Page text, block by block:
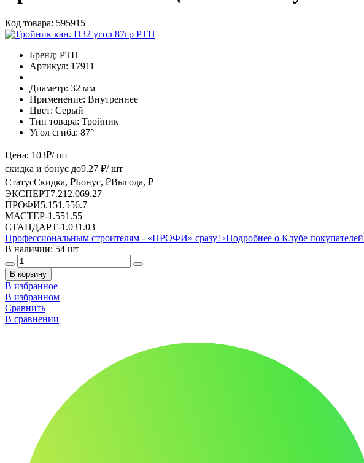
Код товара: 595915
Бренд: РТП
Артикул: 17911
Диаметр: 32 мм
Применение: Внутреннее
Цвет: Серый
Тип товара: Тройник
Угол сгиба: 87°
Цена: 103₽/ шт
скидка и бонус до9.27 ₽/ шт
СтатусСкидка, ₽Бонус, ₽Выгода, ₽
ЭКСПЕРТ7.21 2.069.27
ПРОФИ5.151.556.7
МАСТЕР-1.551.55
СТАНДАРТ-1.031.03
Профессиональным строителям - «ПРОФИ» сразу! ›Подробнее о Клубе
В наличии: 54 шт
В корзину
В избранное
В избранном
Сравнить
В сравнении